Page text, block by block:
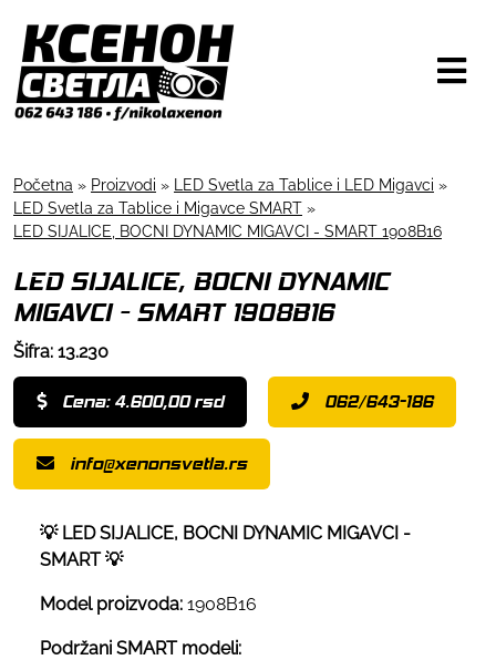
Početna » Proizvodi » LED Svetla za Tablice i LED Migavci »
LED Svetla za Tablice i Migavce SMART »
LED SIJALICE, BOCNI DYNAMIC MIGAVCI - SMART 1908B16
LED SIJALICE, BOCNI DYNAMIC
MIGAVCI - SMART 1908B16
Šifra: 13.230
Cena: 4.600,00 rsd 062/643-186
info@xenonsvetla.rs
💡 LED SIJALICE, BOCNI DYNAMIC MIGAVCI -
SMART 💡
Model proizvoda: 1908B16
Podržani SMART modeli: